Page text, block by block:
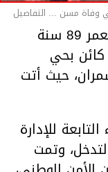
وفاة مسن ... التفاصيل
توفي يوم أمس مسن يبلغ من العمر 89 سنة
كائن بحي
حيث أتت
للإدارة
وتمت